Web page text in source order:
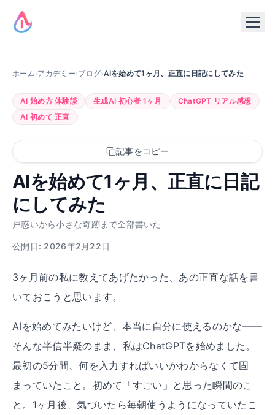
ホーム›アカデミー›ブログ›AIを始めて1ヶ月、正直に日記にしてみた
AI 始め方 体験談 生成AI 初心者 1ヶ月
ChatGPT リアル感想
AI 初めて 正直
記事をコピー
AIを始めて1ヶ月、正直に日記
にしてみた
戸惑いから小さな奇跡まで全部書いた
公開日: 2026年2月22日
3ヶ月前の私に教えてあげたかった、あの正直な話を書
いておこうと思います。
AIを始めてみたいけど、本当に自分に使えるのかな——
そんな半信半疑のまま、私はChatGPTを始めました。
最初の5分間、何を入力すればいいかわからなくて固
まっていたこと。初めて「すごい」と思った瞬間のこ
と。1ヶ月後、気づいたら毎朝使うようになっていたこ